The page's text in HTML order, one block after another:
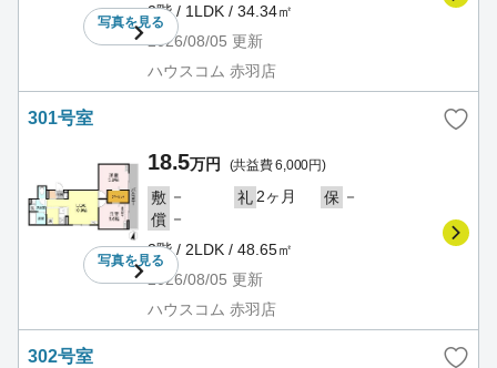
写真を見る
2階 / 1LDK / 34.34㎡
2026/08/05 更新
ハウスコム 赤羽店
301号室
写真を見る
18.5万円 (共益費 6,000円)
敷 － 礼 2ヶ月 保 －
償 －
3階 / 2LDK / 48.65㎡
2026/08/05 更新
ハウスコム 赤羽店
302号室